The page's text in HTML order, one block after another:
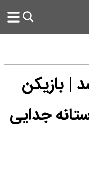
| بازیکن
جدایی